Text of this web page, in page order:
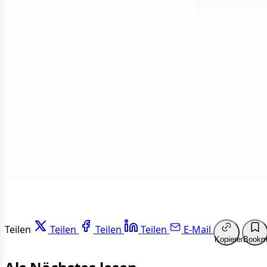
Teilen Teilen Teilen Teilen E-Mail
Kopieren